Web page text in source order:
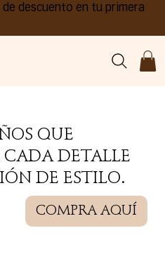
descuento en tu primera
QUE
DETALLE
DE ESTILO.
COMPRA AQUÍ